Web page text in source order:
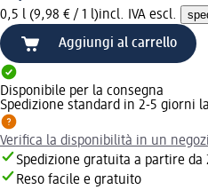
0,5 l (9,98 € / 1 l)incl. IVA escl.
Aggiungi al carrello
Disponibile per la consegna
Spedizione standard in 2-5 giorni
Verifica la disponibilità in un
Spedizione gratuita a partire da
Reso facile e gratuito